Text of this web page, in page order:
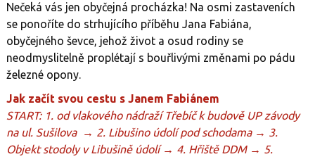
Nečeká vás jen obyčejná procházka! Na osmi zastaveních
se ponoříte do strhujícího příběhu Jana Fabiána,
obyčejného ševce, jehož život a osud rodiny se
neodmyslitelně proplétají s bouřlivými změnami po pádu
železné opony.
Jak začít svou cestu s Janem Fabiánem
START: 1. od vlakového nádraží Třebíč k budově UP závody
na ul. Sušilova → 2. Libušino údolí pod schodama → 3.
Objekt stodoly v Libušině údolí → 4. Hřiště DDM → 5.